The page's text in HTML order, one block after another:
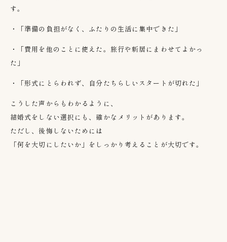
す。
・「準備の負担がなく、ふたりの生活に集中できた」
・「費用を他のことに使えた。旅行や新居にまわせてよかっ
た」
・「形式にとらわれず、自分たちらしいスタートが切れた」
こうした声からもわかるように、
結婚式をしない選択にも、確かなメリットがあります。
ただし、後悔しないためには
「何を大切にしたいか」をしっかり考えることが大切です。